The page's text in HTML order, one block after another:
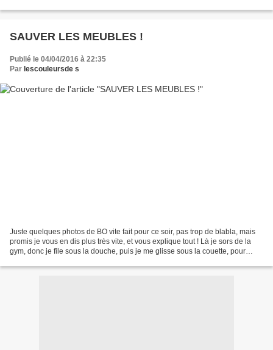
SAUVER LES MEUBLES !
Publié le 04/04/2016 à 22:35
Par lescouleursde s
Juste quelques photos de BO vite fait pour ce soir, pas trop de blabla, mais
promis je vous en dis plus très vite, et vous explique tout ! Là je sors de la
gym, donc je file sous la douche, puis je me glisse sous la couette, pour